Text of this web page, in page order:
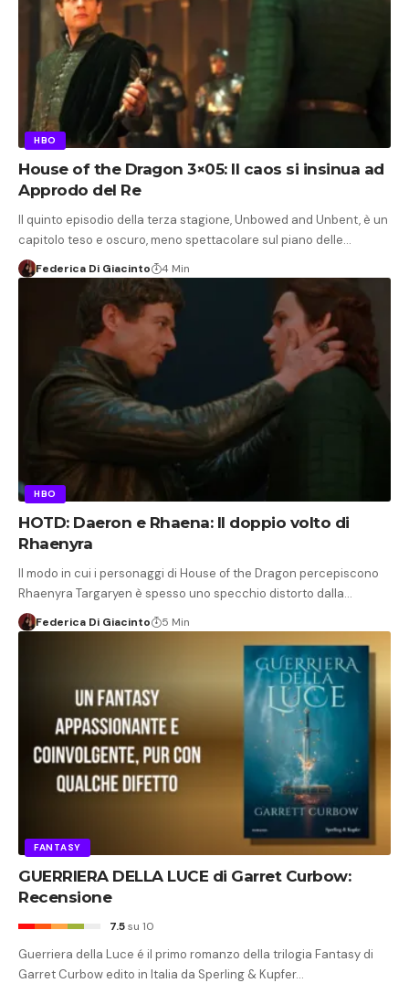
HBO
House of the Dragon 3×05: Il caos si insinua ad
Approdo del Re
Il quinto episodio della terza stagione, Unbowed and Unbent, è un
capitolo teso e oscuro, meno spettacolare sul piano delle…
Federica Di Giacinto 4 Min
HBO
HOTD: Daeron e Rhaena: Il doppio volto di
Rhaenyra
Il modo in cui i personaggi di House of the Dragon percepiscono
Rhaenyra Targaryen è spesso uno specchio distorto dalla…
Federica Di Giacinto 5 Min
FANTASY
GUERRIERA DELLA LUCE di Garret Curbow:
Recensione
7.5su 10
Guerriera della Luce é il primo romanzo della trilogia Fantasy di
Garret Curbow edito in Italia da Sperling & Kupfer…